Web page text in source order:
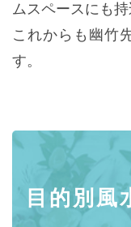
ムスペースにも持
これからも幽竹
す。
目的別風